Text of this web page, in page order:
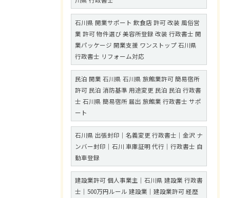
石川県 開業サポート 飲食店 許可 改装 風俗営
業 許可 物件選び 美容所登録 改装 行政書士 開
業パッケージ 開業支援 ワンストップ 石川県
行政書士 リフォーム対応
民泊 開業 石川県 石川県 旅館業許可 簡易宿所
許可 民泊 消防基準 用途変更 民泊 民泊 行政書
士 石川県 簡易宿所 届出 旅館業 行政書士 サポ
ート
石川県 出張封印｜名義変更 行政書士｜金沢 ナ
ンバー封印｜石川 車庫証明 代行｜行政書士 自
動車登録
建設業許可 個人事業主｜石川県 建設業 行政書
士｜500万円ルール 建設業｜建設業許可 経歴